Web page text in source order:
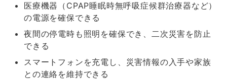
医療機器（CPAP睡眠時無呼吸症候群治療器など）
の電源を確保できる
夜間の停電時も照明を確保でき、二次災害を防止
できる
スマートフォンを充電し、災害情報の入手や家族
との連絡を維持できる